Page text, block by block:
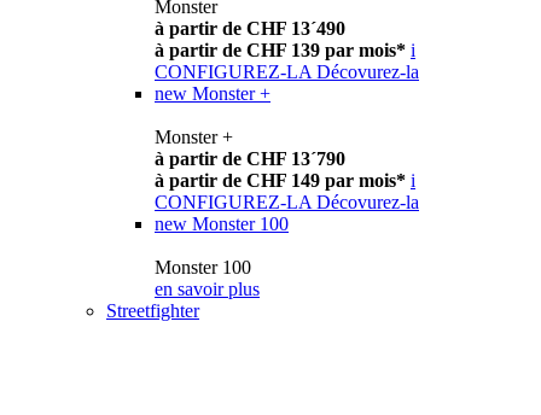
Monster
à partir de CHF 13´490
à partir de CHF 139 par mois* i
CONFIGUREZ-LA Décovurez-la
new Monster +
Monster +
à partir de CHF 13´790
à partir de CHF 149 par mois* i
CONFIGUREZ-LA Décovurez-la
new Monster 100
Monster 100
en savoir plus
Streetfighter